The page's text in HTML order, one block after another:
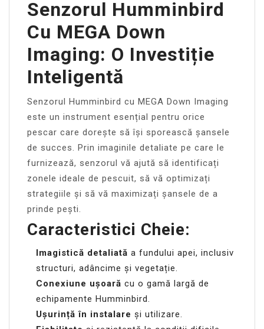
Senzorul Humminbird
Cu MEGA Down
Imaging: O Investiție
Inteligentă
Senzorul Humminbird cu MEGA Down Imaging
este un instrument esențial pentru orice
pescar care dorește să își sporească șansele
de succes. Prin imaginile detaliate pe care le
furnizează, senzorul vă ajută să identificați
zonele ideale de pescuit, să vă optimizați
strategiile și să vă maximizați șansele de a
prinde pești.
Caracteristici Cheie:
Imagistică detaliată a fundului apei, inclusiv
structuri, adâncime și vegetație.
Conexiune ușoară cu o gamă largă de
echipamente Humminbird.
Ușurință în instalare și utilizare.